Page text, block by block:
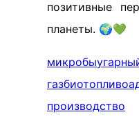
позитивные
планеты. 🌍💚
микробы
газбиотопливо
производство